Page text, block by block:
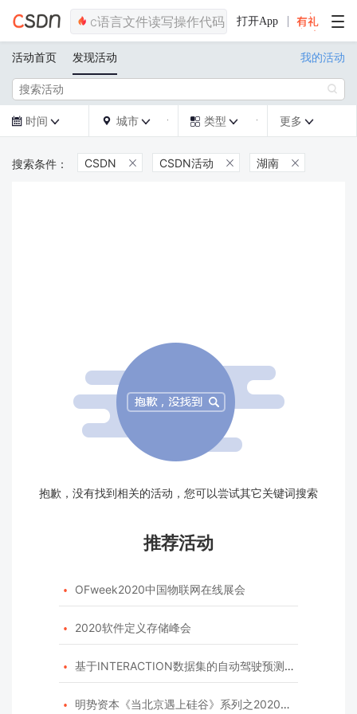
打开App
活动首页 发现活动 我的活动

 时间   城市   类型  更多 
CSDN  CSDN活动  湖南 
抱歉，没有找到相关的活动，您可以尝试其它关键词搜索
推荐活动
 OFweek2020中国物联网在线展会
 2020软件定义存储峰会
 基于INTERACTION数据集的自动驾驶预测模型挑战赛
 明势资本《当北京遇上硅谷》系列之2020年度开源峰会